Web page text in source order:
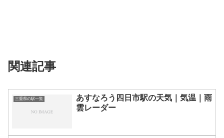
関連記事
三重県の駅一覧
あすなろう四日市駅の天気｜気温｜雨
雲レーダー